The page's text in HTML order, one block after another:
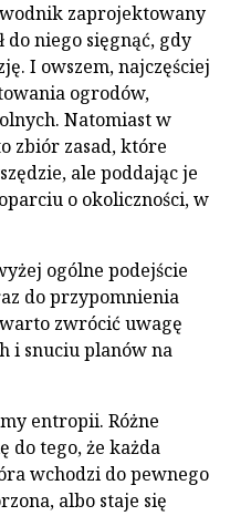
zaprojektowany
do niego sięgnąć, gdy
I owszem, najczęściej
ogrodów,
Natomiast w
zbiór zasad, które
ale poddając je
o okoliczności, w
ogólne podejście
do przypomnienia
zwrócić uwagę
i snuciu planów na
entropii. Różne
do tego, że każda
wchodzi do pewnego
albo staje się